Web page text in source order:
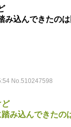
み込んできたの
No.510247598
ど
み込んできたの